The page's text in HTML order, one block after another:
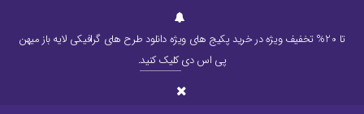
تا 20% تخفیف ویژه در خرید پکیج های ویژه دانلود طرح های گرافیکی لایه باز میهن
پی اس دیکلیک کنید.